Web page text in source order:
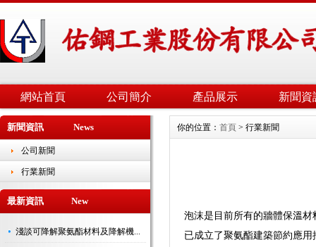
網站首頁 公司簡介 產品展示 新聞資
新聞資訊 News
公司新聞
行業新聞
最新資訊 New
淺談可降解聚氨酯材料及降解機...
你的位置： 首頁 > 行業新聞
泡沫是目前所有的牆體保溫
已成立了聚氨酯建築節約應